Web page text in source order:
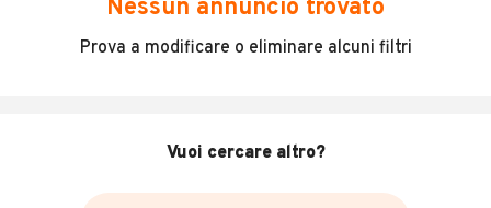
Incidenti in cui è stato coinvolto il veicolo
Data e luogo delle revisioni effettuate
Nessun annuncio trovato
Prova a modificare o eliminare alcuni filtri
Vuoi cercare altro?